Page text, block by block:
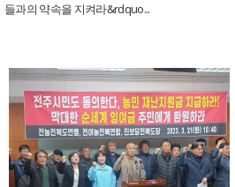
들과의 약속을 지켜라&rdquo...